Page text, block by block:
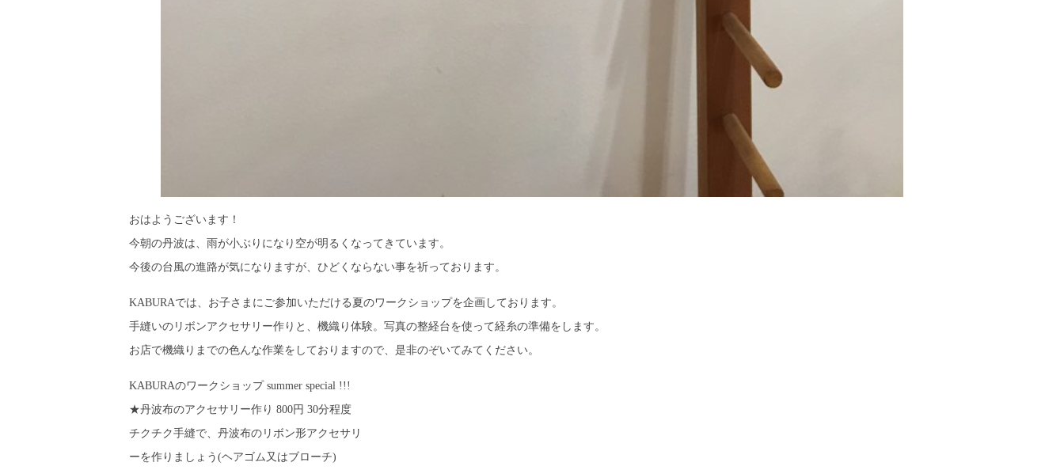
おはようございます！
今朝の丹波は、雨が小ぶりになり空が明るくなってきています。
今後の台風の進路が気になりますが、ひどくならない事を祈っております。
KABURAでは、お子さまにご参加いただける夏のワークショップを企画しております。
手縫いのリボンアクセサリー作りと、機織り体験。写真の整経台を使って経糸の準備をします。
お店で機織りまでの色んな作業をしておりますので、是非のぞいてみてください。
KABURAのワークショップ summer special !!!
★丹波布のアクセサリー作り 800円 30分程度
チクチク手縫で、丹波布のリボン形アクセサリ
ーを作りましょう(ヘアゴム又はブローチ)